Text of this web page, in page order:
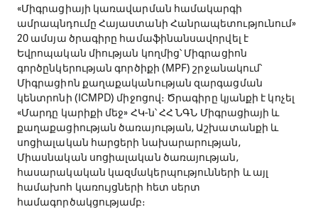
«Միգրացիայի կառավարման համակարգի
ամրապնդումը Հայաստանի Հանրապետությունում»
20 ամսյա ծրագիրը համաֆինանսավորվել է
Եվրոպական միության կողմից՝ Միգրացիոն
գործընկերության գործիքի (MPF) շրջանակում՝
Միգրացիոն քաղաքականության զարգացման
կենտրոնի (ICMPD) միջոցով։ Ծրագիրը կյանքի է կոչել
«Մարդը կարիքի մեջ» ՀԿ-ն՝ ՀՀ ՆԳՆ Միգրացիայի և
քաղաքացիության ծառայության, Աշխատանքի և
սոցիալական հարցերի նախարարության,
Միասնական սոցիալական ծառայության,
հասարակական կազմակերպությունների և այլ
համախոհ կառույցների հետ սերտ
համագործակցությամբ։